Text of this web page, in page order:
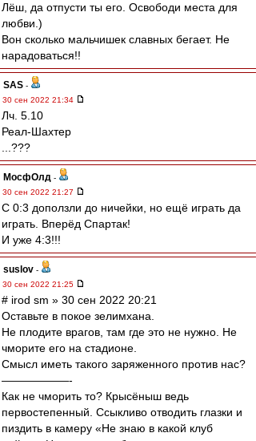
Лёш, да отпусти ты его. Освободи места для
любви.)
Вон сколько мальчишек славных бегает. Не
нарадоваться!!
SAS -
30 сен 2022 21:34
Лч. 5.10
Реал-Шахтер
...???
МосфОлд -
30 сен 2022 21:27
С 0:3 доползли до ничейки, но ещё играть да
играть. Вперёд Спартак!
И уже 4:3!!!
suslov -
30 сен 2022 21:25
# irod sm » 30 сен 2022 20:21
Оставьте в покое зелимхана.
Не плодите врагов, там где это не нужно. Не
чморите его на стадионе.
Смысл иметь такого заряженного против нас?
——————-
Как не чморить то? Крысёныш ведь
первостепенный. Ссыкливо отводить глазки и
пиздить в камеру «Не знаю в какой клуб